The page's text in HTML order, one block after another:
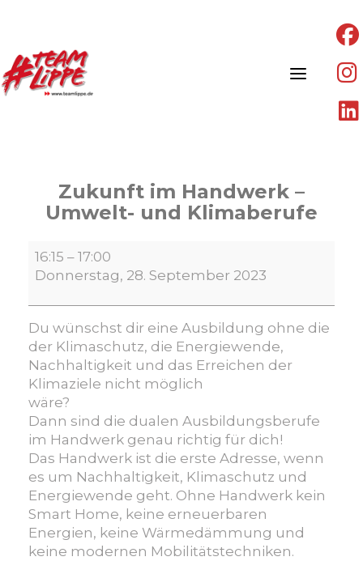
Zukunft im Handwerk –
Umwelt- und Klimaberufe
Zukunft
im
–
Umwelt-
und
Klimaberufe
16:15 – 17:00
Donnerstag, 28. September 2023
Du wünschst dir eine Ausbildung ohne die
der Klimaschutz, die Energiewende,
Nachhaltigkeit und das Erreichen der
Klimaziele nicht möglich
wäre?
Dann sind die dualen Ausbildungsberufe
im Handwerk genau richtig für dich!
Das Handwerk ist die erste Adresse, wenn
es um Nachhaltigkeit, Klimaschutz und
Energiewende geht. Ohne Handwerk kein
Smart Home, keine erneuerbaren
Energien, keine Wärmedämmung und
keine modernen Mobilitätstechniken.